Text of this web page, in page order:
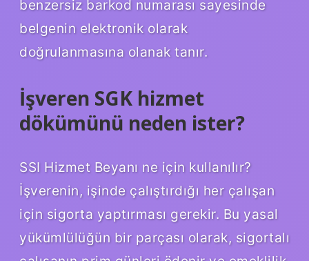
benzersiz barkod numarası sayesinde
belgenin elektronik olarak
doğrulanmasına olanak tanır.
İşveren SGK hizmet
dökümünü neden ister?
SSI Hizmet Beyanı ne için kullanılır?
İşverenin, işinde çalıştırdığı her çalışan
için sigorta yaptırması gerekir. Bu yasal
yükümlülüğün bir parçası olarak, sigortalı